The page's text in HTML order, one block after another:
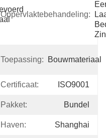
Oppervlaktebehandeling:
Toepassing: Bouwmateriaal
Certificaat: ISO9001
Pakket: Bundel
Haven: Shanghai